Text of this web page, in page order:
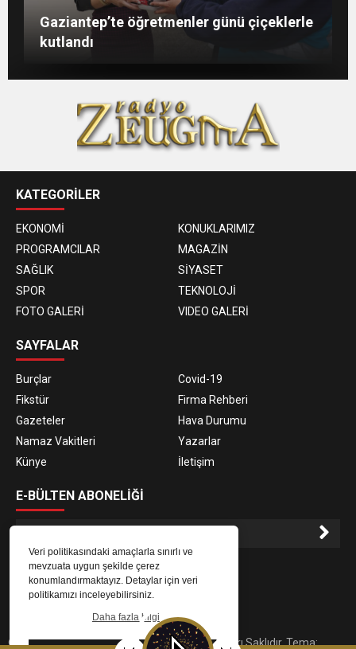
Veri politikasındaki amaçlarla sınırlı ve
mevzuata uygun şekilde çerez
konumlandırmaktayız. Detaylar için veri
politikamızı inceleyebilirsiniz.
Daha fazla bilgi
Konukoğlu: Türkiye ekonomisine 11 farklı
sektörde değer katıyoruz
Gaziantep’te öğretmenler günü çiçeklerle
kutlandı
GAÜN’de gri kod tatbikatı gerçeği
Şahin: “İstikbalimizi şekillendirecek olan
sizlersiniz”
KATEGORİLER
EKONOMİ
KONUKLARIMIZ
PROGRAMCILAR
MAGAZİN
SAĞLIK
SİYASET
SPOR
TEKNOLOJİ
FOTO GALERİ
VIDEO GALERİ
SAYFALAR
Burçlar
Covid-19
Fikstür
Firma Rehberi
Gazeteler
Hava Durumu
Namaz Vakitleri
Yazarlar
Künye
İletişim
E-BÜLTEN ABONELİĞİ
E-Bülten aboneliği ile haberlere daha hızlı erişin.
© 2023Gaziantep Radyo Zeugma. Tüm Hakları Saklıdır. Tema: